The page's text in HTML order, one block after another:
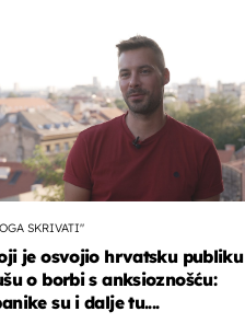
SKRIVATI"
je osvojio hrvatsku publiku
o borbi s anksioznošću:
su i dalje tu....